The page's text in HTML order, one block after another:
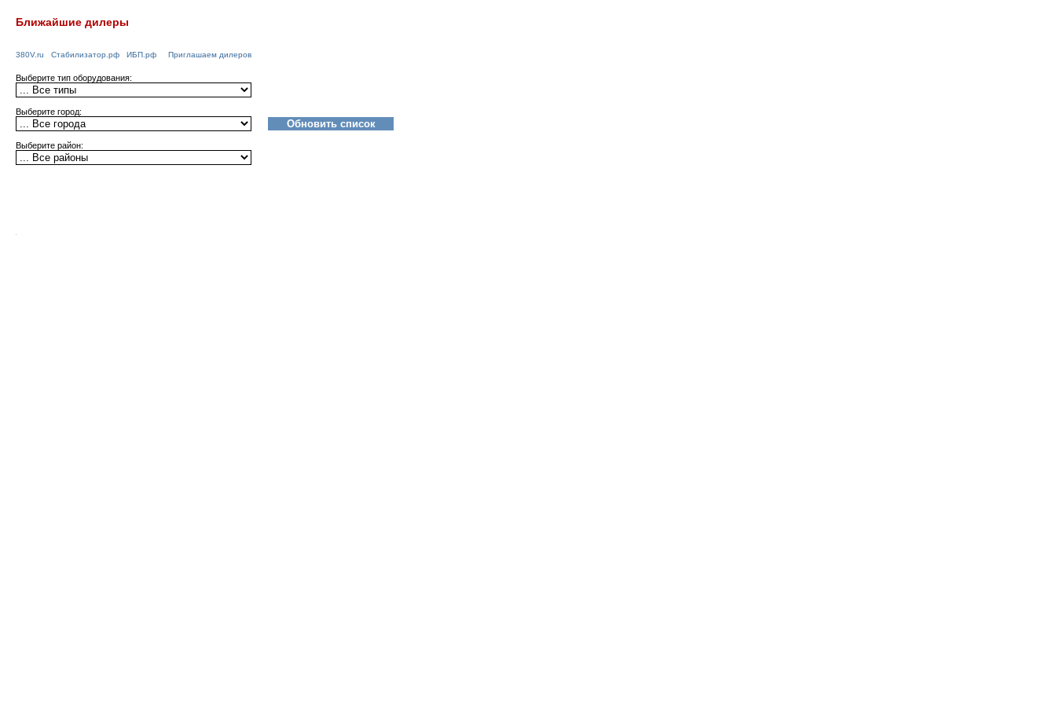
Ближайшие дилеры
380V.ru Стабилизатор.рф ИБП.рф Приглашаем дилеров
Выберите тип оборудования:
Выберите город:
Выберите район: